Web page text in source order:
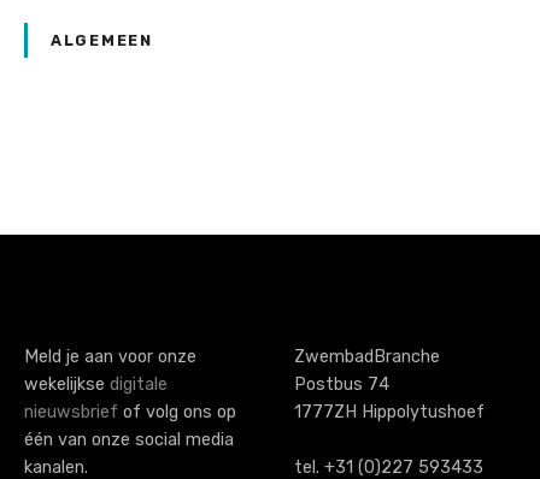
ALGEMEEN
o
s
n
a
Meld je aan voor onze
wekelijkse digitale
nieuwsbrief of volg ons op
één van onze social media
kanalen.
ZwembadBranche
Postbus 74
1777ZH Hippolytushoef
tel. +31 (0)227 593433